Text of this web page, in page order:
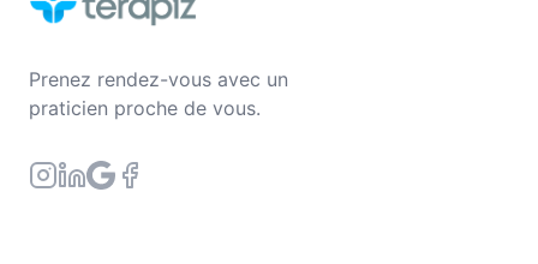
Prenez rendez-vous avec un
praticien proche de vous.